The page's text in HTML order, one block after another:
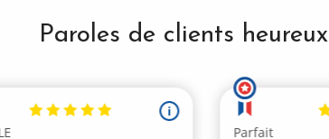
Paroles de clients heureux